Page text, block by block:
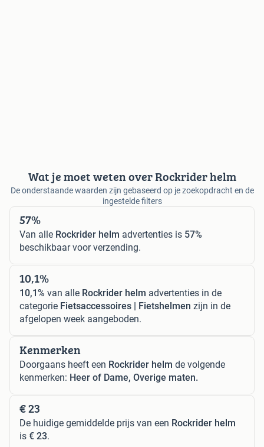
Wat je moet weten over Rockrider helm
De onderstaande waarden zijn gebaseerd op je zoekopdracht en de
ingestelde filters
57%
Van alle Rockrider helm advertenties is 57%
beschikbaar voor verzending.
10,1%
10,1% van alle Rockrider helm advertenties in de
categorie Fietsaccessoires | Fietshelmen zijn in de
afgelopen week aangeboden.
Kenmerken
Doorgaans heeft een Rockrider helm de volgende
kenmerken: Heer of Dame, Overige maten.
€ 23
De huidige gemiddelde prijs van een Rockrider helm
is € 23.